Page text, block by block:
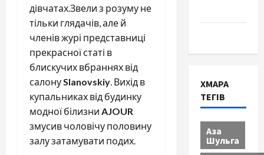
дівчатах.Звели з розуму не
тільки глядачів, але й
членів журі представниці
прекрасної статі в
блискучих вбраннях від
салонуSlanovskiy. Вихід в
купальниках від будинку
модної білизни AJOUR
змусив чоловічу половину
залу затамувати подих.
ХМАРА
ТЕГІВ
Аза
Шульга